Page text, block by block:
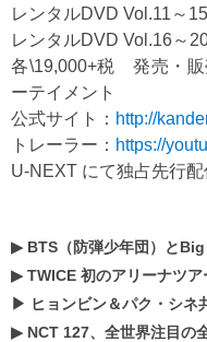
レンタルDVD Vol.11～
レンタルDVD Vol.16～
各\19,000+税 発売・販
ーテイメント
公式サイト： http://
トレーラー： https://
U-NEXT にて独占先行
▶ BTS（防弾少年団）と
▶TWICE 初のアリーナツアー完走！「東京ドーム 2DAYS
▶ ヒョンビン＆パク・シネ共演「
▶ NCT 127、全世界注目の全米デビ